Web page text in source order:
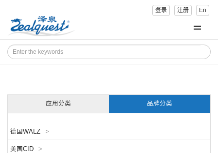
登录 注册 En
应用分类 品牌分类
德国WALZ >
美国CID >